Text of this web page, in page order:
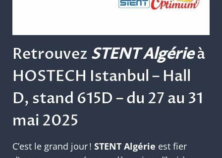
Retrouvez STENT Algérieà
HOSTECH Istanbul – Hall
D, stand 615D – du 27 au 31
mai 2025
C’est le grand jour ! STENT Algérie est fier